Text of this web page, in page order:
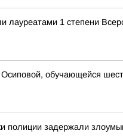
лауреатами 1 степени
обучающейся
полиции задержали